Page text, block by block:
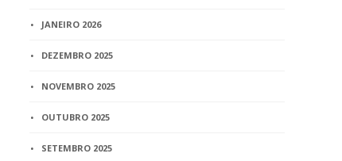
JANEIRO 2026
DEZEMBRO 2025
NOVEMBRO 2025
OUTUBRO 2025
SETEMBRO 2025